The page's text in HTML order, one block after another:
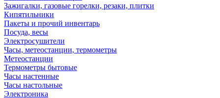
Зажигалки, газовые горелки, резаки, плитки
Кипятильники
Пакеты и прочий инвентарь
Посуда, весы
Электросушители
Часы, метеостанции, термометры
Метеостанции
Термометры бытовые
Часы настенные
Часы настольные
Электроника